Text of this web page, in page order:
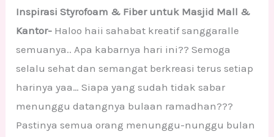
Inspirasi Styrofoam & Fiber untuk Masjid Mall &
Kantor- Haloo haii sahabat kreatif sanggaralle
semuanya.. Apa kabarnya hari ini?? Semoga
selalu sehat dan semangat berkreasi terus setiap
harinya yaa… Siapa yang sudah tidak sabar
menunggu datangnya bulaan ramadhan???
Pastinya semua orang menunggu-nunggu bulan